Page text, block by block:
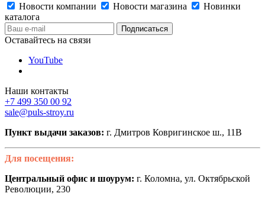
Новости компании
Новости магазина
Новинки
каталога
Оставайтесь на связи
YouTube
Наши контакты
+7 499 350 00 92
sale@puls-stroy.ru
Пункт выдачи заказов: г. Дмитров Ковригинское ш., 11В
Для посещения:
Центральный офис и шоурум: г. Коломна, ул. Октябрьской
Революции, 230